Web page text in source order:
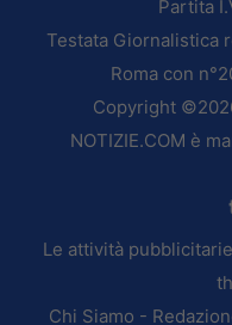
Partita
Testata Giornalistica
Roma con
Copyright
NOTIZIE.COM è
Le attività
Chi Siamo -